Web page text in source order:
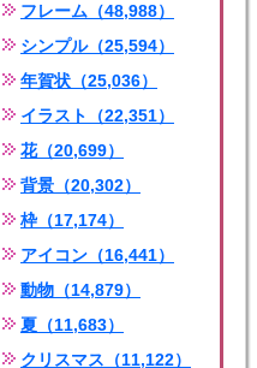
フレーム（48,988）
シンプル（25,594）
年賀状（25,036）
イラスト（22,351）
花（20,699）
背景（20,302）
枠（17,174）
アイコン（16,441）
動物（14,879）
夏（11,683）
クリスマス（11,122）